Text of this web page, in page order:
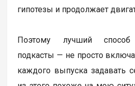
гипотезы и продолжает
Поэтому лучший
подкасты — не просто
каждого выпуска задавать